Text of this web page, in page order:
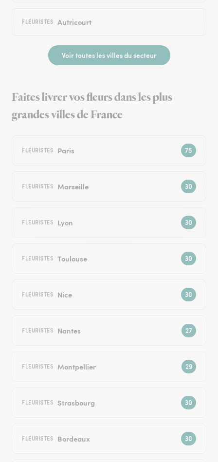
FLEURISTES Autricourt
Voir toutes les villes du secteur
Faites livrer vos fleurs dans les plus
grandes villes de France
FLEURISTES Paris
FLEURISTES Marseille
FLEURISTES Lyon
FLEURISTES Toulouse
FLEURISTES Nice
FLEURISTES Nantes
FLEURISTES Montpellier
FLEURISTES Strasbourg
FLEURISTES Bordeaux